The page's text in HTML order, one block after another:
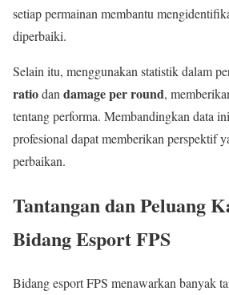
setiap permainan membantu
diperbaiki.
Selain itu, menggunakan statistik dalam
ratiodan damage per round,
tentang performa. Membandingkan data
profesional dapat memberikan perspektif
perbaikan.
Tantangan dan Peluang
Bidang Esport FPS
Bidang esport FPS menawarkan banyak